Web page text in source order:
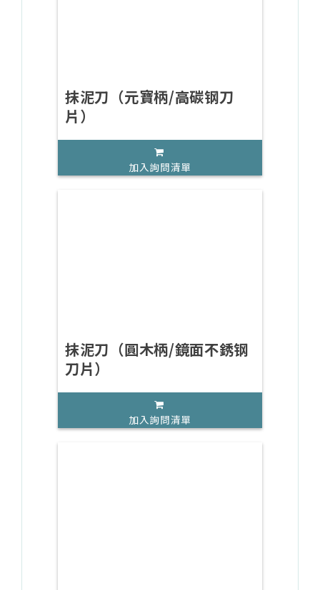
抹泥刀（元寶柄/高碳钢刀
片）
加入詢問清單
抹泥刀（圓木柄/鏡面不銹钢
刀片）
加入詢問清單